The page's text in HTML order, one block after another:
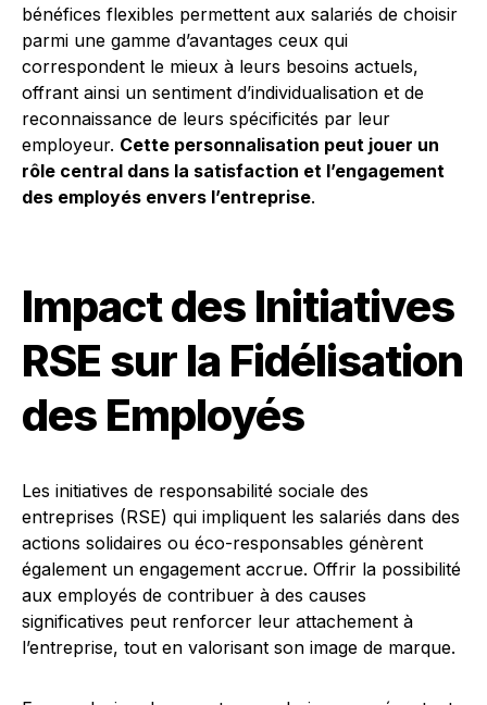
bénéfices flexibles permettent aux salariés de choisir
parmi une gamme d’avantages ceux qui
correspondent le mieux à leurs besoins actuels,
offrant ainsi un sentiment d’individualisation et de
reconnaissance de leurs spécificités par leur
employeur. Cette personnalisation peut jouer un
rôle central dans la satisfaction et l’engagement
des employés envers l’entreprise.
Impact des Initiatives
RSE sur la Fidélisation
des Employés
Les initiatives de responsabilité sociale des
entreprises (RSE) qui impliquent les salariés dans des
actions solidaires ou éco-responsables génèrent
également un engagement accrue. Offrir la possibilité
aux employés de contribuer à des causes
significatives peut renforcer leur attachement à
l’entreprise, tout en valorisant son image de marque.